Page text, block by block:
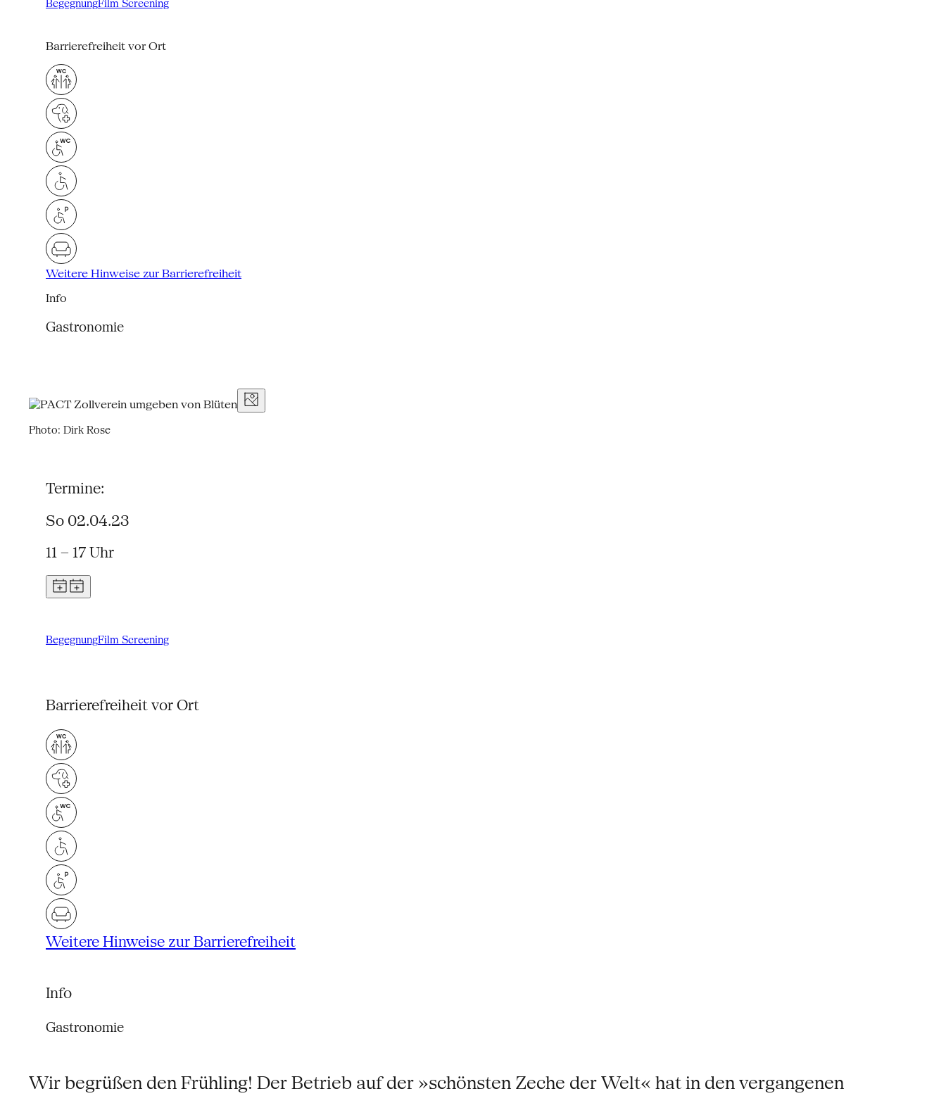
BegegnungFilm Screening
Barrierefreiheit vor Ort
Weitere Hinweise zur Barrierefreiheit
Info
Gastronomie
Photo: Dirk Rose
Termine:
So 02.04.23
11 – 17 Uhr
BegegnungFilm Screening
Barrierefreiheit vor Ort
Weitere Hinweise zur Barrierefreiheit
Info
Gastronomie
Wir begrüßen den Frühling! Der Betrieb auf der »schönsten Zeche der Welt« hat in den vergangenen